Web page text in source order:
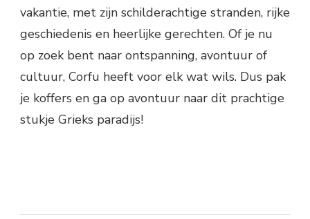
vakantie, met zijn schilderachtige stranden, rijke
geschiedenis en heerlijke gerechten. Of je nu
op zoek bent naar ontspanning, avontuur of
cultuur, Corfu heeft voor elk wat wils. Dus pak
je koffers en ga op avontuur naar dit prachtige
stukje Grieks paradijs!